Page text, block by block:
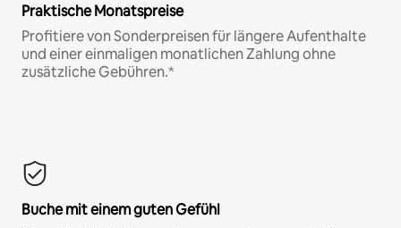
Praktische Monatspreise
Profitiere von Sonderpreisen für längere Aufenthalte
und einer einmaligen monatlichen Zahlung ohne
zusätzliche Gebühren.*
Buche mit einem guten Gefühl